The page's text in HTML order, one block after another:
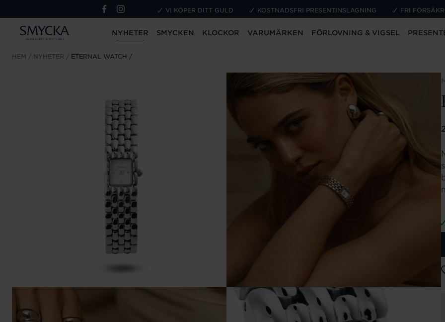
VI KÖPER DITT GULD KOSTNADSFRI PRESENTINSLAGNING FRI
NYHETER SMYCKEN KLOCKOR VARUMÄRKEN FÖRLOVNING & VIGSEL
HEM NYHETER ETERNAL WATCH